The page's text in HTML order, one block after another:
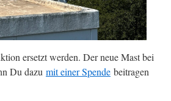
ersetzt werden. Der neue Mast bei
Du dazu mit einer Spende beitragen